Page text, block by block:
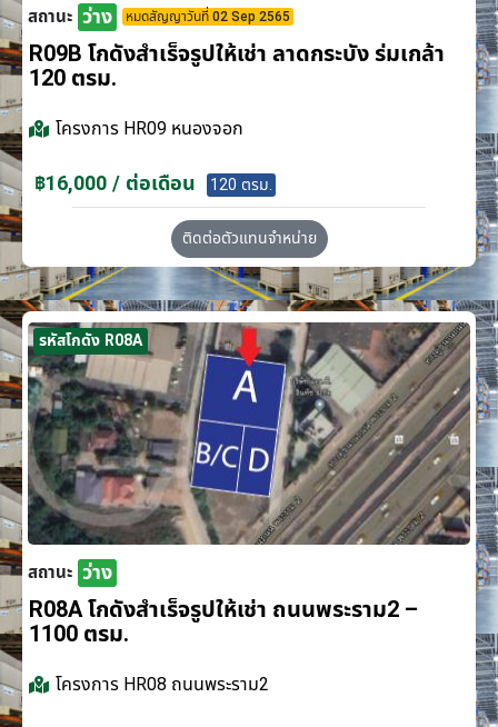
สถานะ ว่าง หมดสัญญาวันที่ 02 Sep 2565
R09B โกดังสำเร็จรูปให้เช่า ลาดกระบัง​ ร่มเกล้า
120 ตรม.
โครงการ HR09 หนองจอก
฿16,000 / ต่อเดือน 120 ตรม.
ติดต่อตัวแทนจำหน่าย
รหัสโกดัง R08A
สถานะ ว่าง
R08A โกดังสำเร็จรูปให้เช่า ถนนพระราม2 –
1100 ตรม.
โครงการ HR08 ถนนพระราม2